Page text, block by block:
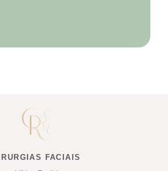
FACIAIS